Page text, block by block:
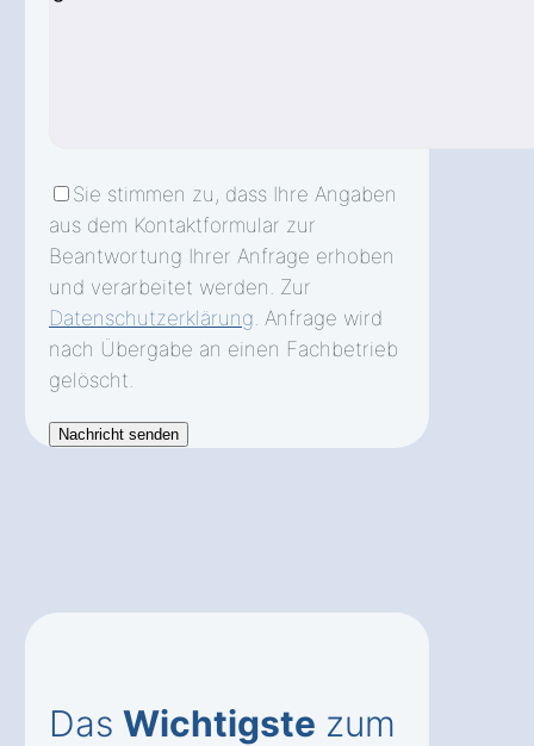
Sie stimmen zu, dass Ihre Angaben
aus dem Kontaktformular zur
Beantwortung Ihrer Anfrage erhoben
und verarbeitet werden. Zur
Datenschutzerklärung . Anfrage wird
nach Übergabe an einen Fachbetrieb
gelöscht.
Das Wichtigste zum